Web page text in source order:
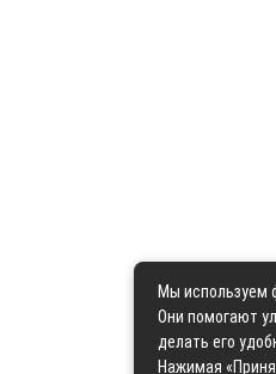
Мы используем
Они помогают
делать его
Нажимая